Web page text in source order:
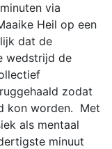
via
Heil op een
dat de
wedstrijd de
zodat
kon worden. Met
als mentaal
minuut